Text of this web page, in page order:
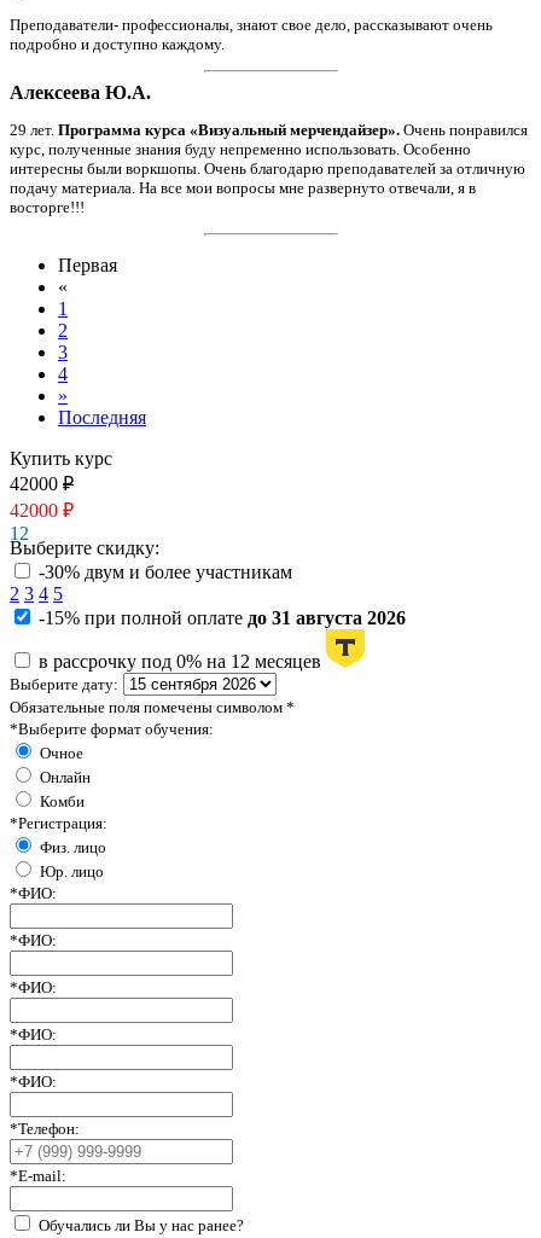
Преподаватели- профессионалы, знают свое дело, рассказывают очень
подробно и доступно каждому.
Алексеева Ю.А.
29 лет. Программа курса «Визуальный мерчендайзер». Очень понравился
курс, полученные знания буду непременно использовать. Особенно
интересны были воркшопы. Очень благодарю преподавателей за отличную
подачу материала. На все мои вопросы мне развернуто отвечали, я в
восторге!!!
Первая
«
1
2
3
4
»
Последняя
Купить курс
42000 ₽
42000 ₽
12
Выберите скидку:
-30% двум и более участникам
2 3 4 5
-15% при полной оплате до 31 августа 2026
в рассрочку под 0% на 12 месяцев
Выберите дату:
Обязательные поля помечены символом *
*Выберите формат обучения:
Очное
Онлайн
Комби
*Регистрация:
Физ. лицо
Юр. лицо
*ФИО:
*ФИО:
*ФИО:
*ФИО:
*ФИО:
*Телефон:
*E-mail:
Обучались ли Вы у нас ранее?